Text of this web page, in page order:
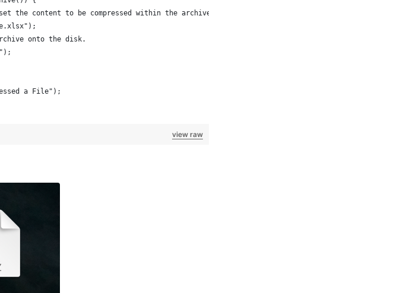
the content to be compressed within the archive.
onto the disk.
a File");
view raw